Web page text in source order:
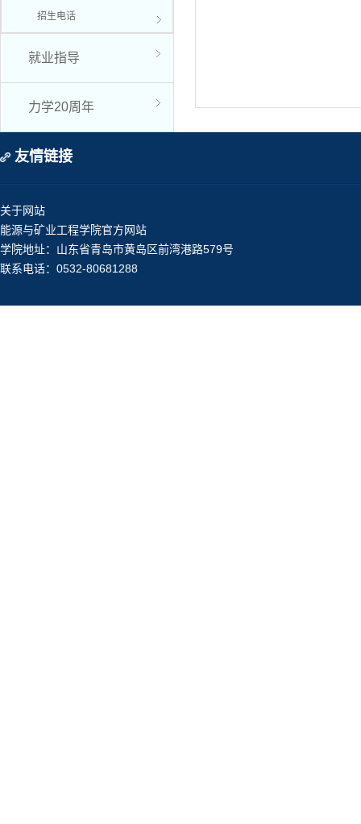
招生电话
就业指导
力学20周年
友情链接
关于网站
能源与矿业工程学院官方网站
学院地址：山东省青岛市黄岛区前湾港路579号
联系电话：0532-80681288